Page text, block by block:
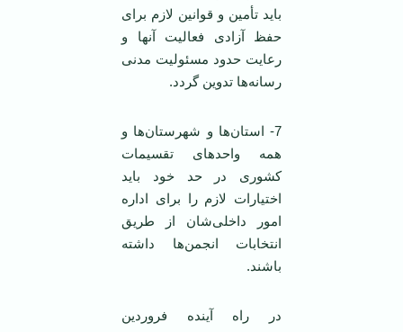
باید تأمین و قوانین لازم برای
حفظ آزادی فعالیت آنها و
رعایت حدود مسئولیت مدنی
رسانه‌ها تدوین گردد.
7- استان‌ها و شهرستان‌ها و
همه واحدهای تقسیمات
کشوری در حد خود باید
اختیارات لازم را برای اداره
امور داخلی‌شان از طریق
انتخابات انجمن‌ها داشته
باشند.
در راه‌ آینده فروردین